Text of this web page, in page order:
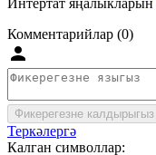
Комментарийлар (0)
Фикерегезне калдырыгыз
Теркәлергә
Калган символлар: